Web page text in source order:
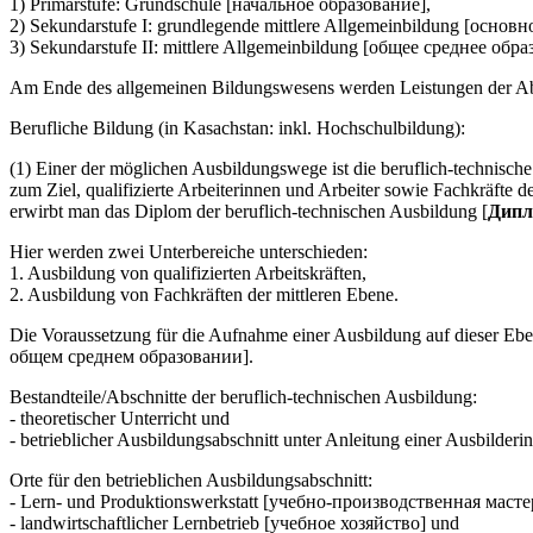
1) Primarstufe: Grundschule [начальное образование],
2) Sekundarstufe I: grundlegende mittlere Allgemeinbildung
3) Sekundarstufe II: mittlere Allgemeinbildung [общее cреднее
Am Ende des allgemeinen Bildungswesens werden Leistungen der
Berufliche Bildung (in Kasachstan: inkl. Hochschulbildung):
(1) Einer der möglichen Ausbildungswege ist die beruflich-
zum Ziel, qualifizierte Arbeiterinnen und Arbeiter sowie Fachkräfte
erwirbt man das Diplom der beruflich-technischen Ausbildung [
Hier werden zwei Unterbereiche unterschieden:
1. Ausbildung von qualifizierten Arbeitskräften,
2. Ausbildung von Fachkräften der mittleren Ebene.
Die Voraussetzung für die Aufnahme einer Ausbildung auf dieser
общем среднем образовании].
Bestandteile/Abschnitte der beruflich-technischen Ausbildung:
- theoretischer Unterricht und
- betrieblicher Ausbildungsabschnitt unter Anleitung einer
Orte für den betrieblichen Ausbildungsabschnitt:
- Lern- und Produktionswerkstatt [учебно-производственная
- landwirtschaftlicher Lernbetrieb [учебное хозяйство] und